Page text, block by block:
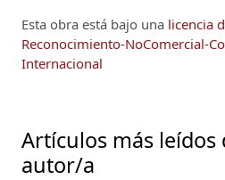
Esta obra está bajo una licencia
Reconocimiento-NoComercial-
Internacional
Artículos más leídos
autor/a